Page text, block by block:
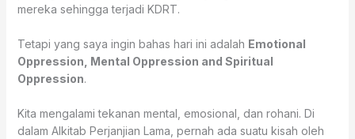
mereka sehingga terjadi KDRT.
Tetapi yang saya ingin bahas hari ini adalah Emotional
Oppression, Mental Oppression and Spiritual
Oppression.
Kita mengalami tekanan mental, emosional, dan rohani. Di
dalam Alkitab Perjanjian Lama, pernah ada suatu kisah oleh